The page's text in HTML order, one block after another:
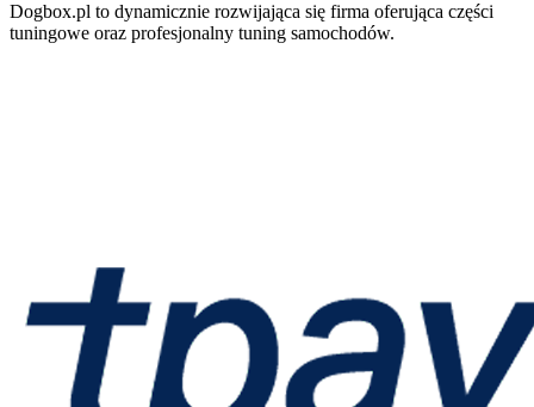
Dogbox.pl to dynamicznie rozwijająca się firma oferująca części
tuningowe oraz profesjonalny tuning samochodów.